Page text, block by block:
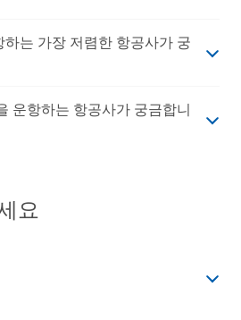
는 가장 저렴한 항공사가 궁
운항하는 항공사가 궁금합니
요